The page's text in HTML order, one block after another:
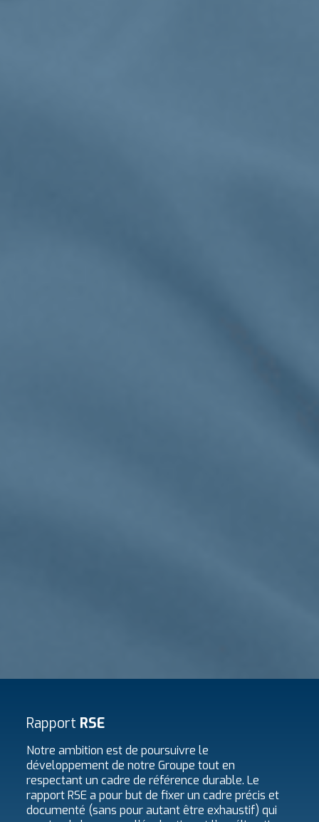
Rapport RSE
Notre ambition est de poursuivre le
développement de notre Groupe tout en
respectant un cadre de référence durable. Le
rapport RSE a pour but de fixer un cadre précis et
documenté (sans pour autant être exhaustif) qui